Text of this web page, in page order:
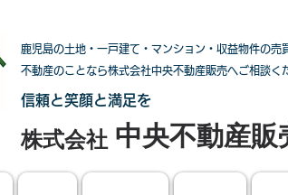
鹿児島の土地・一戸建て・マンション・収益物件の売
不動産のことなら株式会社中央不動産販売へご相談く
信頼と笑顔と満足を
株式会社 中央不動産販